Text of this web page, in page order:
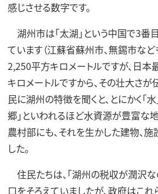
感じさせる数字です。
湖州市は「太湖」という中国で3番
ています（江蘇省蘇州市、無錫市など
2,250平方キロメートルですが、日
キロメートルですから、その壮大さが
民に湖州の特徴を聞くと、とにかく「水
郷」といわれるほど水資源が豊富な地
農村部にも、それを生かした建物、
した。
住民たちは、「湖州の税収が潤沢
口をそろえていましたが、政府はこれ